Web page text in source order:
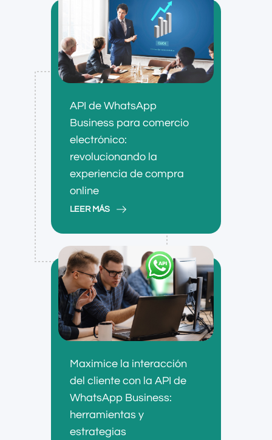
API de WhatsApp
Business para comercio
electrónico:
revolucionando la
experiencia de compra
online
LEER MÁS
Maximice la interacción
del cliente con la API de
WhatsApp Business:
herramientas y
estrategias